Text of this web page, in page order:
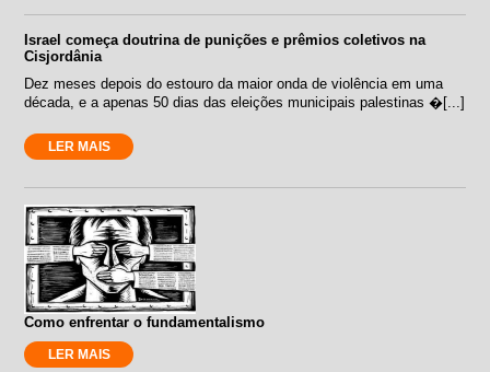
Israel começa doutrina de punições e prêmios coletivos na
Cisjordânia
Dez meses depois do estouro da maior onda de violência em uma
década, e a apenas 50 dias das eleições municipais palestinas �[...]
LER MAIS
Como enfrentar o fundamentalismo
LER MAIS